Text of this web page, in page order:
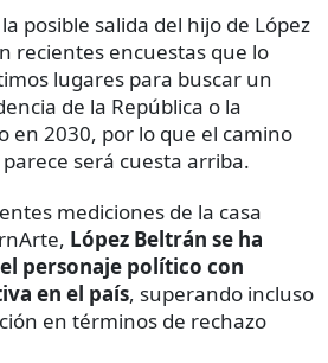
posible salida del hijo de López
recientes encuestas que lo
lugares para buscar un
de la República o la
en 2030, por lo que el camino
será cuesta arriba.
mediciones de la casa
López Beltrán se ha
personaje político con
en el país, superando incluso
en términos de rechazo